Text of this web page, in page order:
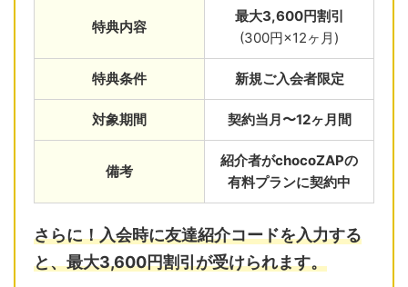
特典内容
最大3,600円割引
(300円×12ヶ月)
特典条件 新規ご入会者限定
対象期間 契約当月〜12ヶ月間
備考
紹介者がchocoZAPの
有料プランに契約中
さらに！入会時に友達紹介コードを入力する
と、最大3,600円割引が受けられます。